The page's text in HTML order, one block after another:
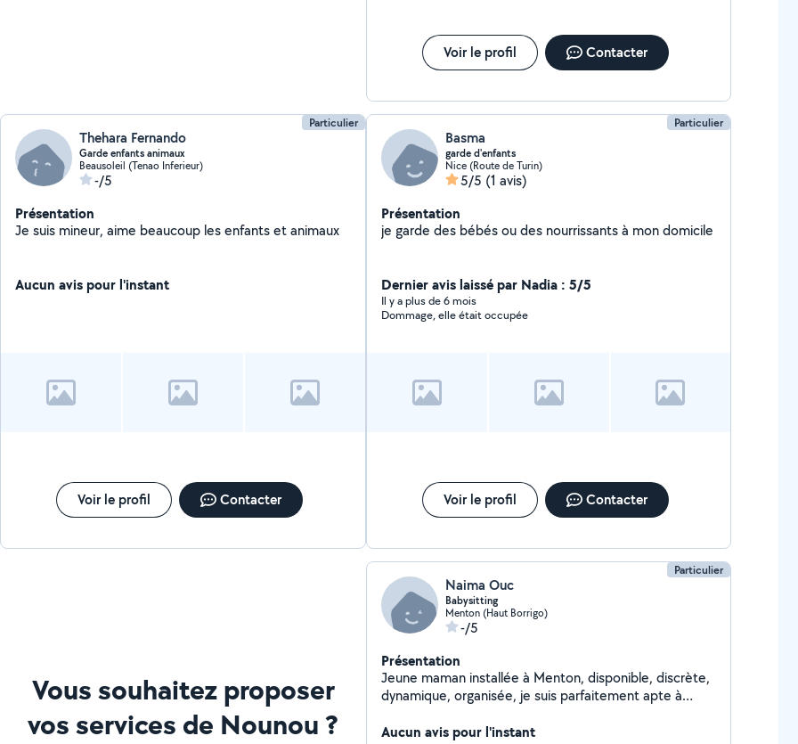
Voir le profil Contacter
Particulier
Thehara Fernando
Garde enfants animaux
Beausoleil (Tenao Inferieur)
-/5
Présentation
Je suis mineur, aime beaucoup les enfants et animaux
Aucun avis pour l'instant
Voir le profil Contacter
Particulier
Basma
garde d'enfants
Nice (Route de Turin)
5/5 (1 avis)
Présentation
je garde des bébés ou des nourrissants à mon domicile
Dernier avis laissé par Nadia : 5/5
Il y a plus de 6 mois
Dommage, elle était occupée
Voir le profil Contacter
Vous souhaitez proposer
vos services de Nounou ?
Particulier
Naima Ouc
Babysitting
Menton (Haut Borrigo)
-/5
Présentation
Jeune maman installée à Menton, disponible, discrète,
dynamique, organisée, je suis parfaitement apte à
un accompagnement dans la vie courante. Je
Aucun avis pour l'instant